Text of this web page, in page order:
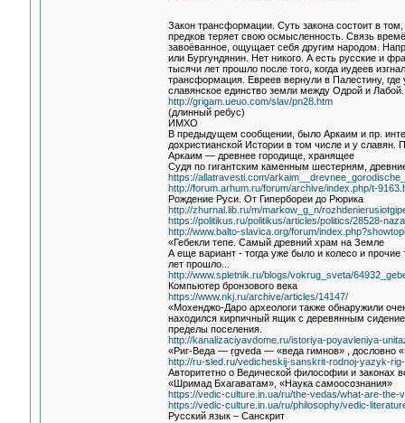
Закон трансформации. Суть закона состоит в
предков теряет свою осмысленность. Связь
завоёванное, ощущает себя другим народом.
или Бургундянин. Нет никого. А есть русские и
тысячи лет прошло после того, когда иудеев
трансформация. Евреев вернули в Палестину,
славянское единство земли между Одрой и
http://grigam.ueuo.com/slav/pn28.htm
(длинный ребус)
ИМХО
В предыдущем сообщении, было Аркаим и пр.
дохристианской Истории в том числе и у славян.
Аркаим — древнее городище, хранящее
Судя по гигантским каменным шестерням,
https://allatravesti.com/
http://forum.arhum.ru/forum/archive/index.php/t-
Рождение Руси. От Гипербореи до Рюрика
http://zhurnal.lib.ru/m/markow_g_n/
https://politikus.ru/politikus/articles/politics/28528-
http://www.balto-slavica.org/forum/
«Гебекли тепе. Самый древний храм на Земле
А еще вариант - тогда уже было и колесо и прочие
лет прошло...
http://www.spletnik.ru/blogs/vokrug_sveta/
Компьютер бронзового века
https://www.nkj.ru/archive/articles/14147/
«Мохенджо-Даро археологи также обнаружили
находился кирпичный ящик с деревянным
пределы поселения.
http://kanalizaciyavdome.ru/istoriya-poyavleniya-
«Риг-Веда — ṛgveda — «веда гимнов» , дословно
http://ru-sled.ru/vedicheskij-sanskrit-rodnoj-yazyk-
Авторитетно о Ведической философии и законах
«Шримад Бхагаватам», «Наука самоосознания»
https://vedic-culture.in.ua/ru/the-vedas/what-are-the-
https://vedic-culture.in.ua/ru/philosophy/vedic-
Русский язык – Санскрит